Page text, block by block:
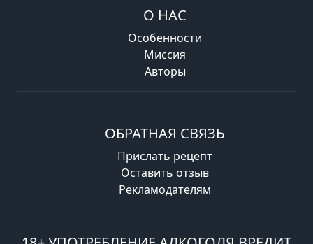
О НАС
Особенности
Миссия
Авторы
ОБРАТНАЯ СВЯЗЬ
Прислать рецепт
Оставить отзыв
Рекламодателям